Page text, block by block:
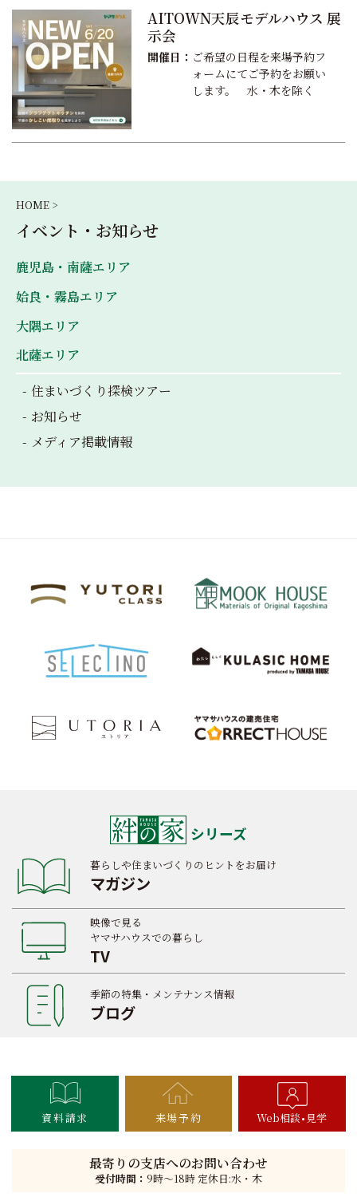
AITOWN天辰モデルハウス 展
示会
開催日： ご希望の日程を来場予約フ
ォームにてご予約をお願い
します。 水・木を除く
HOME >
イベント・お知らせ
鹿児島・南薩エリア
姶良・霧島エリア
大隅エリア
北薩エリア
住まいづくり探検ツアー
お知らせ
メディア掲載情報
シリーズ
暮らしや住まいづくりのヒントをお届け
マガジン
映像で見る
ヤマサハウスでの暮らし
TV
季節の特集・メンテナンス情報
ブログ
資料請求 来場予約 Web相談 見学
最寄りの支店へのお問い合わせ
受付時間： 9時〜18時 定休日:水・木